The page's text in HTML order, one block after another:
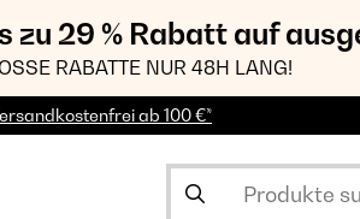
zu 29 % Rabatt auf
RABATTE NUR 48H LANG!
ab 100 €*